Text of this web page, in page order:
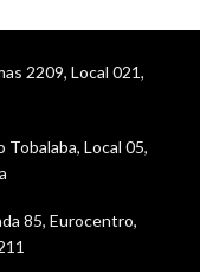
2209, Local 021,
Local 05,
85, Eurocentro,